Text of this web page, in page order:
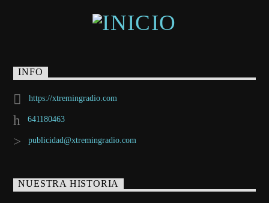
INFO
https://xtremingradio.com
641180463
publicidad@xtremingradio.com
NUESTRA HISTORIA